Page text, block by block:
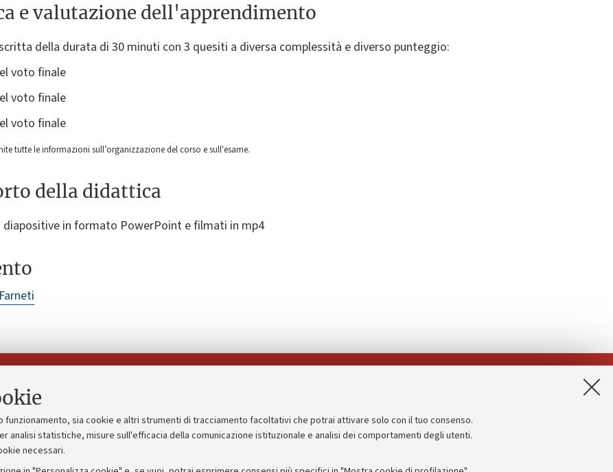
sia cookie e altri strumenti di tracciamento facoltativi che potrai attivare solo con il tuo consenso.
statistiche, misure sull'efficacia della comunicazione istituzionale e analisi dei comportamenti degli utenti.
necessari.
e valutazione dell'apprendimento
della durata di 30 minuti con 3 quesiti a diversa complessità e diverso punteggio:
voto finale
voto finale
voto finale
tutte le informazioni sull’organizzazione del corso e sull'esame.
della didattica
diapositive in formato PowerPoint e filmati in mp4
Bandi, gare e concorsi
Informazioni sul sito e accessibilità